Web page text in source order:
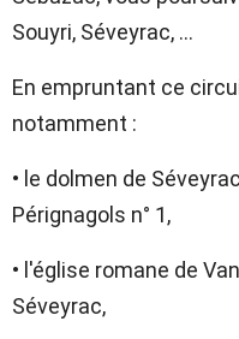
Souyri, Séveyrac, ...
En empruntant ce
notamment :
• le dolmen de
Pérignagols n° 1,
• l'église romane de
Séveyrac,